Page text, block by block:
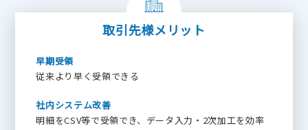
取引先様メリット
早期受領
従来より早く受領できる
社内システム改善
明細をCSV等で受領でき、データ入力・2次加工を効率